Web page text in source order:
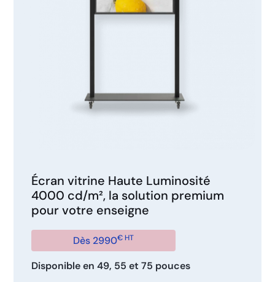
Écran vitrine Haute Luminosité
4000 cd/m², la solution premium
pour votre enseigne
Dès 2990€ HT
Disponible en 49, 55 et 75 pouces